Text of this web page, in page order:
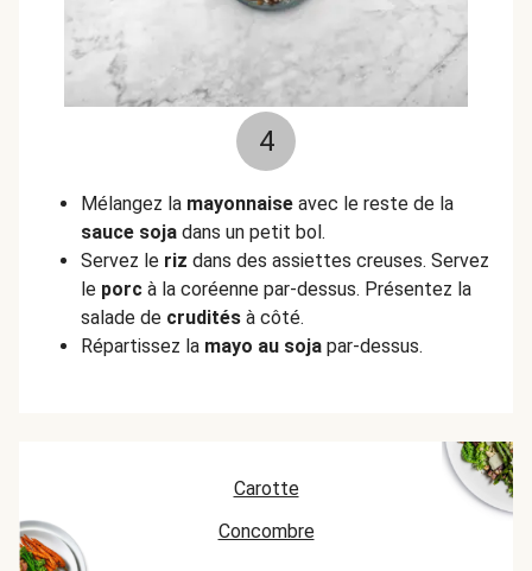
4
Mélangez la mayonnaise avec le reste de la
sauce soja dans un petit bol.
Servez le riz dans des assiettes creuses. Servez
le porc à la coréenne par-dessus. Présentez la
salade de crudités à côté.
Répartissez la mayo au soja par-dessus.
Carotte
Concombre